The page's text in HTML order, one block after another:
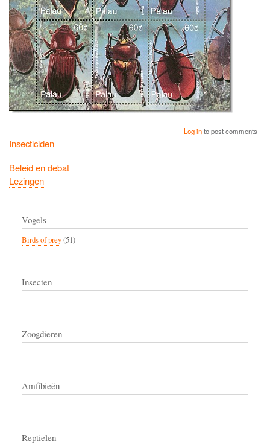
Log into post comments
Insecticiden
Beleid en debat
Lezingen
Vogels
Birds of prey(51)
Insecten
Zoogdieren
Amfibieën
Reptielen